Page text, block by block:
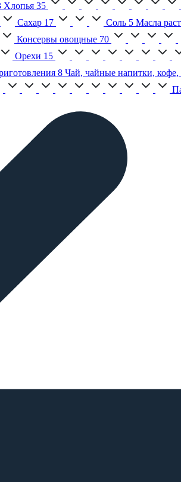
Хлопья 35
Сахар 17 Соль 5 Масла
Консервы овощные 70
Орехи 15
8 Чай, чайные напитки,